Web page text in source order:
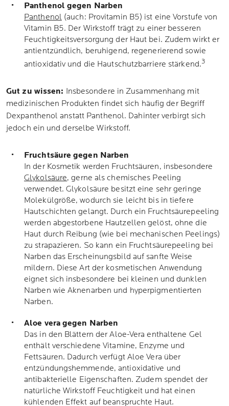
Panthenol gegen Narben
Panthenol (auch: Provitamin B5) ist eine Vorstufe von
Vitamin B5. Der Wirkstoff trägt zu einer besseren
Feuchtigkeitsversorgung der Haut bei. Zudem wirkt er
antientzündlich, beruhigend, regenerierend sowie
antioxidativ und die Hautschutzbarriere stärkend.3
Gut zu wissen: Insbesondere in Zusammenhang mit
medizinischen Produkten findet sich häufig der Begriff
Dexpanthenol anstatt Panthenol. Dahinter verbirgt sich
jedoch ein und derselbe Wirkstoff.
Fruchtsäure gegen Narben
In der Kosmetik werden Fruchtsäuren, insbesondere
Glykolsäure, gerne als chemisches Peeling
verwendet. Glykolsäure besitzt eine sehr geringe
Molekülgröße, wodurch sie leicht bis in tiefere
Hautschichten gelangt. Durch ein Fruchtsäurepeeling
werden abgestorbene Hautzellen gelöst, ohne die
Haut durch Reibung (wie bei mechanischen Peelings)
zu strapazieren. So kann ein Fruchtsäurepeeling bei
Narben das Erscheinungsbild auf sanfte Weise
mildern. Diese Art der kosmetischen Anwendung
eignet sich insbesondere bei kleinen und dunklen
Narben wie Aknenarben und hyperpigmentierten
Narben.
Aloe vera gegen Narben
Das in den Blättern der Aloe-Vera enthaltene Gel
enthält verschiedene Vitamine, Enzyme und
Fettsäuren. Dadurch verfügt Aloe Vera über
entzündungshemmende, antioxidative und
antibakterielle Eigenschaften. Zudem spendet der
natürliche Wirkstoff Feuchtigkeit und hat einen
kühlenden Effekt auf beanspruchte Haut.